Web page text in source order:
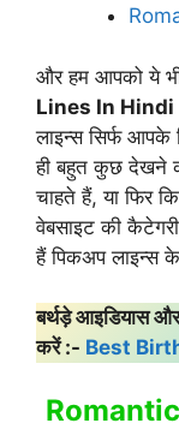
और हम आपको ये
Lines In Hindi
लाइन्स सिर्फ आपके
ही बहुत कुछ देखने
चाहते हैं, या फिर
वेबसाइट की
हैं पिकअप लाइन्स के
बर्थड़े आइडियास
करें :- Best